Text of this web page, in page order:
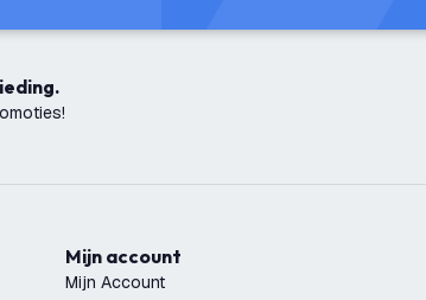
Mijn account
Mijn Account